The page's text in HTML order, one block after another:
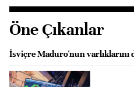
Öne Çıkanlar
İsviçre Maduro'nun varlıklarını